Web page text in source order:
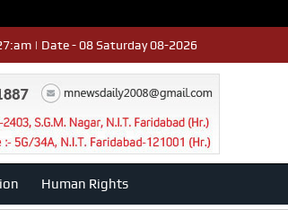
| Date - 08 Saturday 08-2026
Human Rights